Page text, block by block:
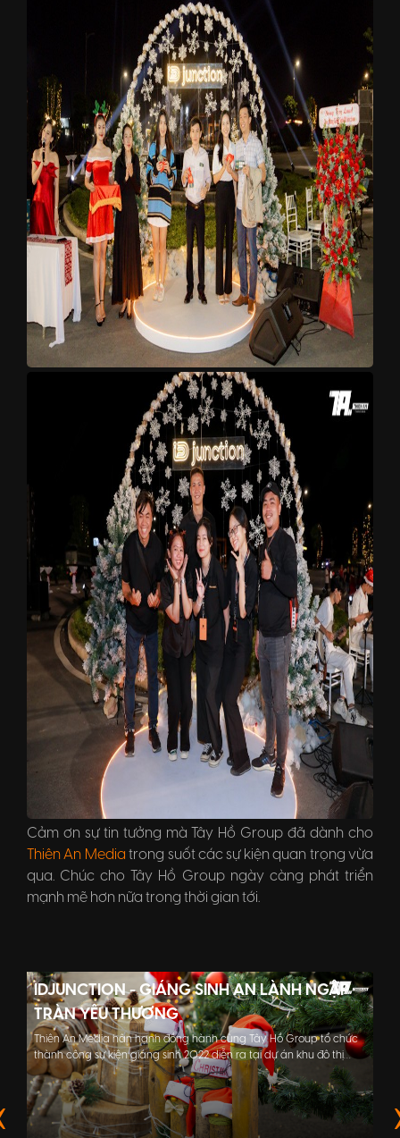
Cảm ơn sự tin tưởng mà Tây Hồ Group đã dành cho
Thiên An Media trong suốt các sự kiện quan trọng vừa
qua. Chúc cho Tây Hồ Group ngày càng phát triển
mạnh mẽ hơn nữa trong thời gian tới.
IDJUNCTION - GIÁNG SINH AN LÀNH NGẬP
TRÀN YÊU THƯƠNG
Thiên An Media hân hạnh đồng hành cùng Tây Hồ Group tổ chức
thành công sự kiện giáng sinh 2022 diễn ra tại dự án khu đô thị
xanh iD Junction Long Thành Riverside với sự tham dự của các đối
tác cùng toàn thể CBNV Tây Hồ Group.